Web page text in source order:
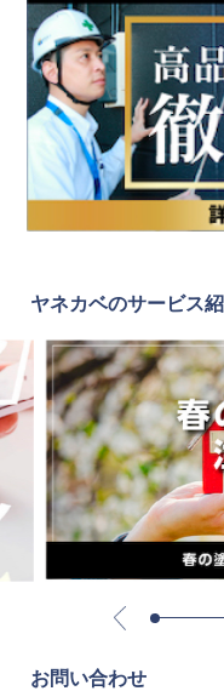
ヤネカベのサービス
お問い合わせ